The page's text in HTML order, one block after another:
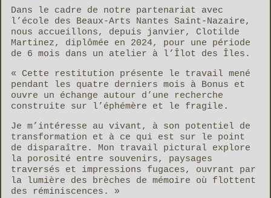
Dans le cadre de notre partenariat avec
l’école des Beaux-Arts Nantes Saint-Nazaire,
nous accueillons, depuis janvier, Clotilde
Martinez, diplômée en 2024, pour une période
de 6 mois dans un atelier à l’Îlot des Îles.
« Cette restitution présente le travail mené
pendant les quatre derniers mois à Bonus et
ouvre un échange autour d’une recherche
construite sur l’éphémère et le fragile.
Je m’intéresse au vivant, à son potentiel de
transformation et à ce qui est sur le point
de disparaître. Mon travail pictural explore
la porosité entre souvenirs, paysages
traversés et impressions fugaces, ouvrant par
la lumière des brèches de mémoire où flottent
des réminiscences. »